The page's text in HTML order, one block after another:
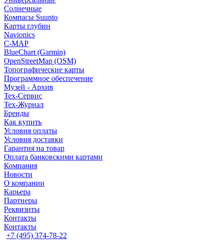
Солнечные
Компасы Suunto
Карты глубин
Navionics
C-MAP
BlueChart (Garmin)
OpenStreetMap (OSM)
Топографические карты
Программное обеспечение
Музей - Архив
Tex-Сервис
Тех-Журнал
Бренды
Как купить
Условия оплаты
Условия доставки
Гарантия на товар
Оплата банковскими картами
Компания
Новости
О компании
Карьера
Партнеры
Реквизиты
Контакты
Контакты
+7 (495) 374-78-22